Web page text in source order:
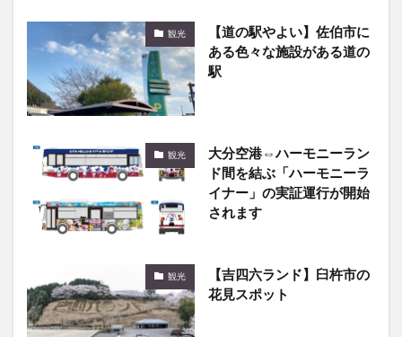
観光
【道の駅やよい】佐伯市に
ある色々な施設がある道の
駅
観光
大分空港⇔ハーモニーラン
ド間を結ぶ「ハーモニーラ
イナー」の実証運行が開始
されます
観光
【吉四六ランド】臼杵市の
花見スポット